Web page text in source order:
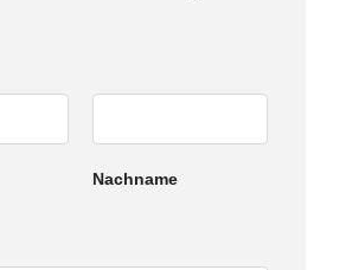
Nachname